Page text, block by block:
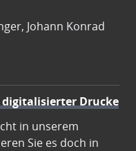
Johann Konrad
digitalisierter Drucke
in unserem
Sie es doch in